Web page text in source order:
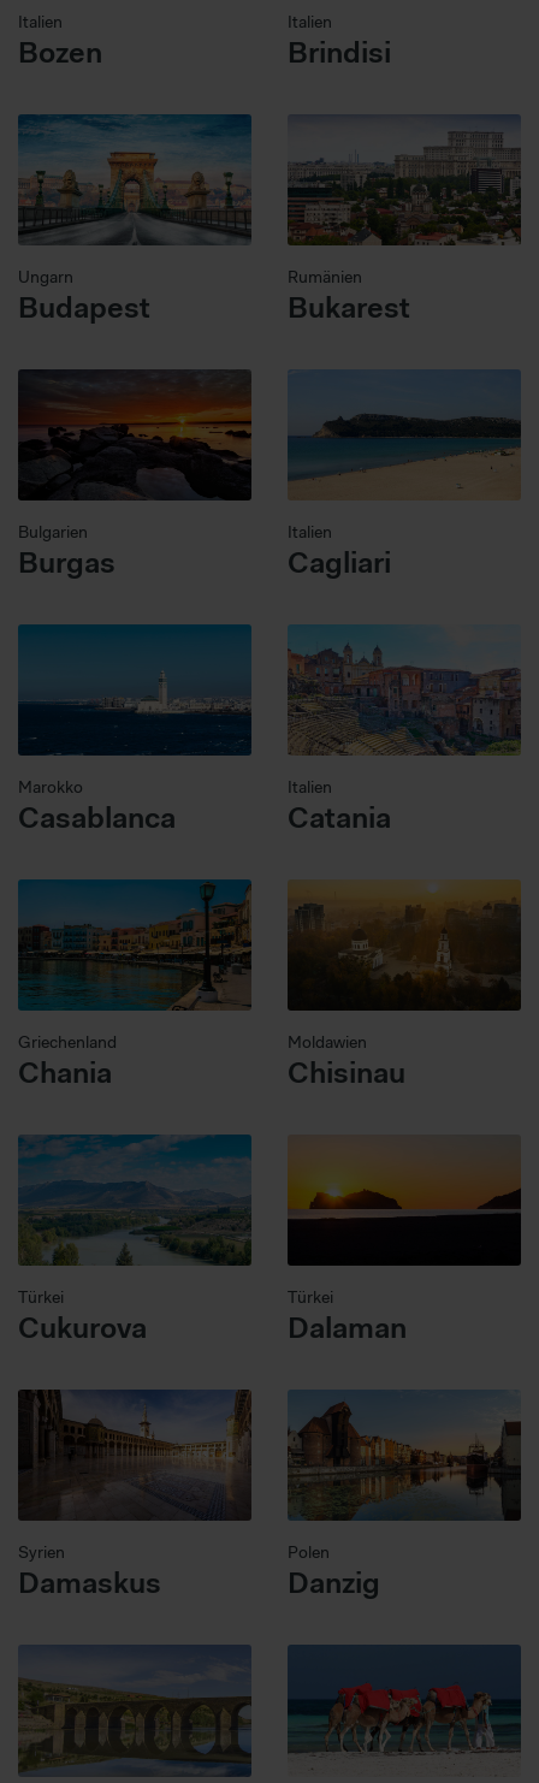
Italien
Bozen
Italien
Brindisi
Ungarn
Budapest
Rumänien
Bukarest
Bulgarien
Burgas
Italien
Cagliari
Marokko
Casablanca
Italien
Catania
Griechenland
Chania
Moldawien
Chisinau
Türkei
Cukurova
Türkei
Dalaman
Syrien
Damaskus
Polen
Danzig